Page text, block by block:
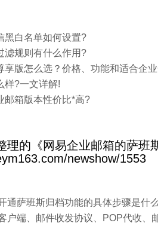
黑白名单如何设置?
滤规则有什么作用?
享版怎么选？价格、功能和适合企
样?一文详解!
邮箱版本性价比*高?
理的《网易企业邮箱的萨
newshow/1553
通萨班斯归档功能的具体步骤是什
户端、邮件收发协议、POP代收、